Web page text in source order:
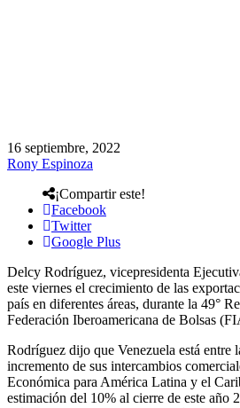
16 septiembre, 2022
Rony Espinoza
¡Compartir este!
Facebook
Twitter
Google Plus
Delcy Rodríguez, vicepresidenta
este viernes el crecimiento de las
país en diferentes áreas, durante la 49°
Federación Iberoamericana de Bolsas
Rodríguez dijo que Venezuela está entre
incremento de sus intercambios
Económica para América Latina y el
estimación del 10% al cierre de este año